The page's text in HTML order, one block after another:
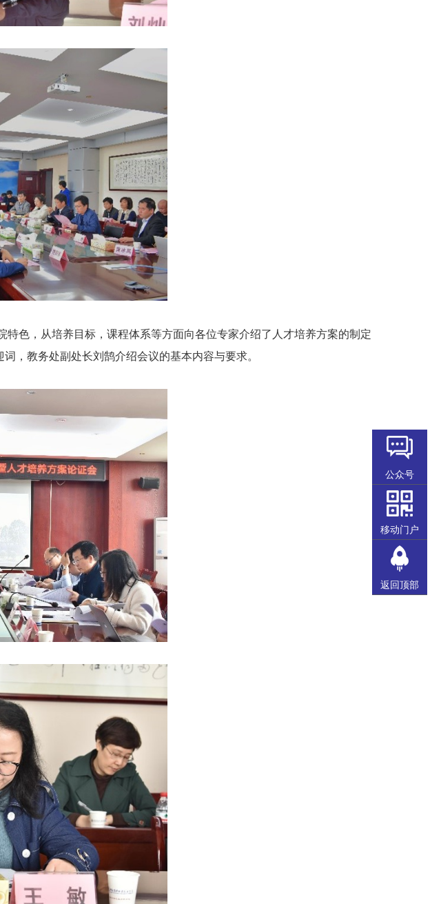
色，从培养目标，课程体系等方面向各位专家介绍了人才培养方案的制定
，教务处副处长刘鹄介绍会议的基本内容与要求。
公众号
移动门户
返回顶部